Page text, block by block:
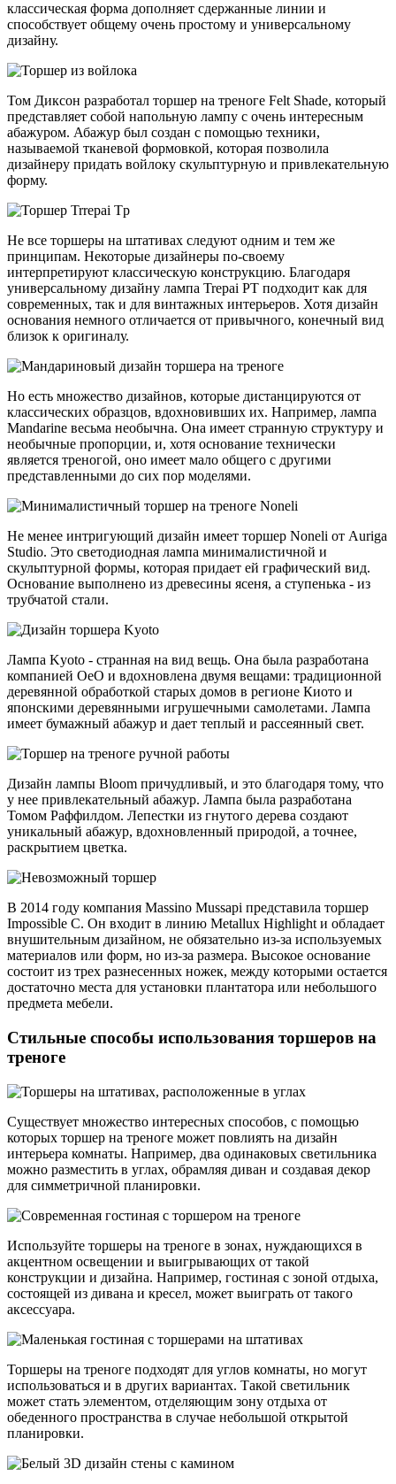
классическая форма дополняет сдержанные линии и
способствует общему очень простому и универсальному
дизайну.
Том Диксон разработал торшер на треноге Felt Shade, который
представляет собой напольную лампу с очень интересным
абажуром. Абажур был создан с помощью техники,
называемой тканевой формовкой, которая позволила
дизайнеру придать войлоку скульптурную и привлекательную
форму.
Не все торшеры на штативах следуют одним и тем же
принципам. Некоторые дизайнеры по-своему
интерпретируют классическую конструкцию. Благодаря
универсальному дизайну лампа Trepai PT подходит как для
современных, так и для винтажных интерьеров. Хотя дизайн
основания немного отличается от привычного, конечный вид
близок к оригиналу.
Но есть множество дизайнов, которые дистанцируются от
классических образцов, вдохновивших их. Например, лампа
Mandarine весьма необычна. Она имеет странную структуру и
необычные пропорции, и, хотя основание технически
является треногой, оно имеет мало общего с другими
представленными до сих пор моделями.
Не менее интригующий дизайн имеет торшер Noneli от Auriga
Studio. Это светодиодная лампа минималистичной и
скульптурной формы, которая придает ей графический вид.
Основание выполнено из древесины ясеня, а ступенька - из
трубчатой стали.
Лампа Kyoto - странная на вид вещь. Она была разработана
компанией OeO и вдохновлена двумя вещами: традиционной
деревянной обработкой старых домов в регионе Киото и
японскими деревянными игрушечными самолетами. Лампа
имеет бумажный абажур и дает теплый и рассеянный свет.
Дизайн лампы Bloom причудливый, и это благодаря тому, что
у нее привлекательный абажур. Лампа была разработана
Томом Раффилдом. Лепестки из гнутого дерева создают
уникальный абажур, вдохновленный природой, а точнее,
раскрытием цветка.
В 2014 году компания Massino Mussapi представила торшер
Impossible C. Он входит в линию Metallux Highlight и обладает
внушительным дизайном, не обязательно из-за используемых
материалов или форм, но из-за размера. Высокое основание
состоит из трех разнесенных ножек, между которыми остается
достаточно места для установки плантатора или небольшого
предмета мебели.
Стильные способы использования торшеров на
треноге
Существует множество интересных способов, с помощью
которых торшер на треноге может повлиять на дизайн
интерьера комнаты. Например, два одинаковых светильника
можно разместить в углах, обрамляя диван и создавая декор
для симметричной планировки.
Используйте торшеры на треноге в зонах, нуждающихся в
акцентном освещении и выигрывающих от такой
конструкции и дизайна. Например, гостиная с зоной отдыха,
состоящей из дивана и кресел, может выиграть от такого
аксессуара.
Торшеры на треноге подходят для углов комнаты, но могут
использоваться и в других вариантах. Такой светильник
может стать элементом, отделяющим зону отдыха от
обеденного пространства в случае небольшой открытой
планировки.